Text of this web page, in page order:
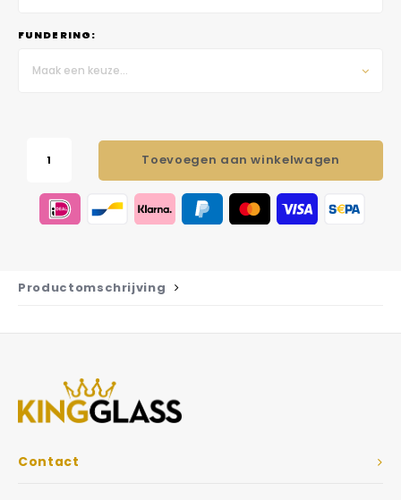
FUNDERING:
Maak een keuze...
Toevoegen aan winkelwagen
Productomschrijving
Contact